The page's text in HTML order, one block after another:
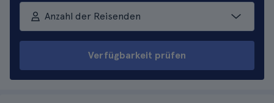
Anzahl der Reisenden
Verfügbarkeit prüfen